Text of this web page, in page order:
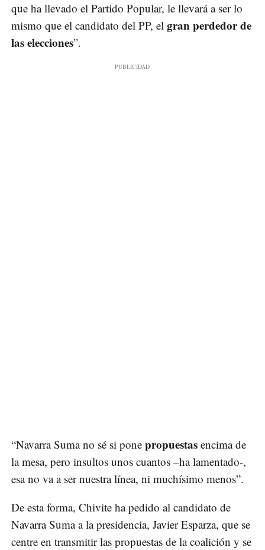
que ha llevado el Partido Popular, le llevará a ser lo
mismo que el candidato del PP, el gran perdedor de
las elecciones”.
“Navarra Suma no sé si pone propuestas encima de
la mesa, pero insultos unos cuantos –ha lamentado-,
esa no va a ser nuestra línea, ni muchísimo menos”.
De esta forma, Chivite ha pedido al candidato de
Navarra Suma a la presidencia, Javier Esparza, que se
centre en transmitir las propuestas de la coalición y se